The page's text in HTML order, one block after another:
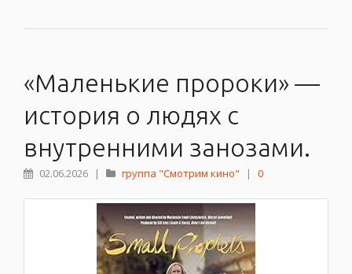
«Маленькие пророки» —
история о людях с
внутренними занозами.
02.06.2026 | группа "Смотрим кино" | 0